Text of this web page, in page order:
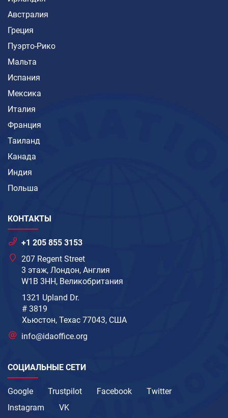
Австралия
Греция
Пуэрто-Рико
Мальта
Испания
Мексика
Италия
Франция
Таиланд
Канада
Индия
Польша
КОНТАКТЫ
+1 205 855 3153
207 Regent Street
3 этаж, Лондон, Англия
W1B 3HH, Великобритания
1321 Upland Dr.
# 3819
Хьюстон, Техас 77043, США
info@idaoffice.org
СОЦИАЛЬНЫЕ СЕТИ
Google Trustpilot Facebook
Twitter
Instagram
VK